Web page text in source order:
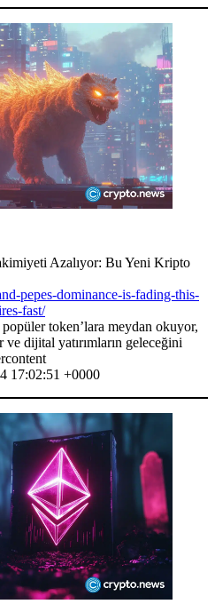
Azalıyor: Bu Yeni Kripto
pepes-dominance-is-fading-this-
fast/
token’lara meydan okuyor,
dijital yatırımların geleceğini
17:02:51 +0000